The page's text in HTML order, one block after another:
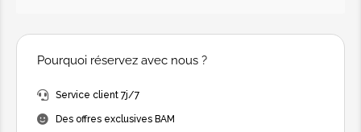
Pourquoi réservez avec nous ?
Service client 7j/7
Des offres exclusives BAM